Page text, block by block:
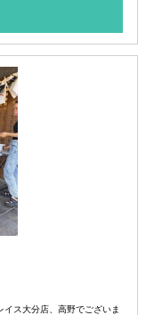
イス大分店、高野でございま